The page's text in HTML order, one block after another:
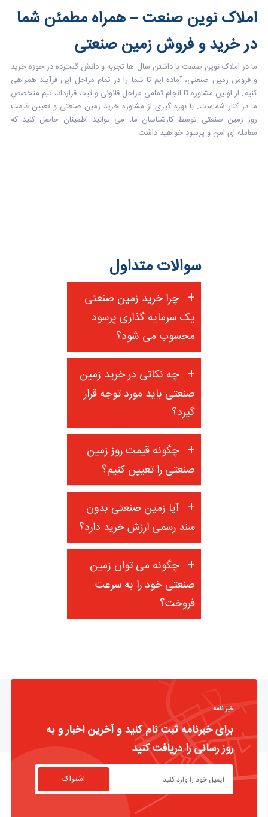
املاک نوین صنعت – همراه مطمئن شما
در خرید و فروش زمین صنعتی
ما در املاک نوین صنعت با داشتن سال ها تجربه و دانش گسترده در حوزه خرید
و فروش زمین صنعتی، آماده ایم تا شما را در تمام مراحل این فرآیند همراهی
کنیم. از اولین مشاوره تا انجام تمامی مراحل قانونی و ثبت قرارداد، تیم متخصص
ما در کنار شماست. با بهره گیری از مشاوره خرید زمین صنعتی و تعیین قیمت
روز زمین صنعتی توسط کارشناسان ما، می توانید اطمینان حاصل کنید که
معامله ای امن و پرسود خواهید داشت.
سوالات متداول
چرا خرید زمین صنعتی
یک سرمایه گذاری پرسود
محسوب می شود؟
چه نکاتی در خرید زمین
صنعتی باید مورد توجه قرار
گیرد؟
چگونه قیمت روز زمین
صنعتی را تعیین کنیم؟
آیا زمین صنعتی بدون
سند رسمی ارزش خرید دارد؟
چگونه می توان زمین
صنعتی خود را به سرعت
فروخت؟
خبر نامه
برای خبرنامه ثبت نام کنید و آخرین اخبار و به
روز رسانی را دریافت کنید
اشتراک